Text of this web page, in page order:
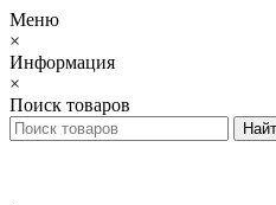
Меню
×
Информация
×
Поиск товаров